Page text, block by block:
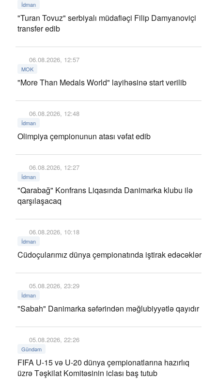
İdman
"Turan Tovuz" serbiyalı müdafiəçi Filip Damyanoviçi
transfer edib
06.08.2026, 12:57
MOK
"More Than Medals World" layihəsinə start verilib
06.08.2026, 12:48
İdman
Olimpiya çempionunun atası vəfat edib
06.08.2026, 12:27
İdman
"Qarabağ" Konfrans Liqasında Danimarka klubu ilə
qarşılaşacaq
06.08.2026, 10:18
İdman
Cüdoçularımız dünya çempionatında iştirak edəcəklər
05.08.2026, 23:29
İdman
"Sabah" Danimarka səfərindən məğlubiyyətlə qayıdır
05.08.2026, 22:26
Gündəm
FIFA U-15 və U-20 dünya çempionatlarına hazırlıq
üzrə Təşkilat Komitəsinin iclası baş tutub